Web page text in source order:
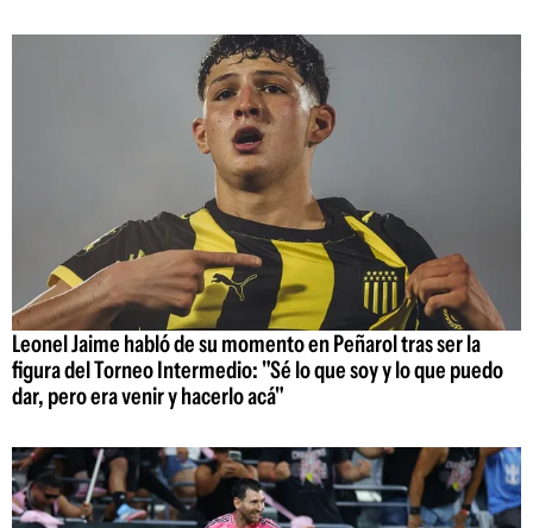
Leonel Jaime habló de su momento en Peñarol tras ser la
figura del Torneo Intermedio: "Sé lo que soy y lo que puedo
dar, pero era venir y hacerlo acá"